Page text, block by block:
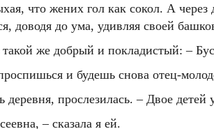
что жених гол как сокол. А
доводя до ума, удивляя своей
такой же добрый и покладистый: –
и будешь снова отец-
прослезилась. – Двое
– сказала я ей.